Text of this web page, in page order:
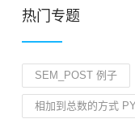
热门专题
SEM_POST 例子
相加到总数的方式